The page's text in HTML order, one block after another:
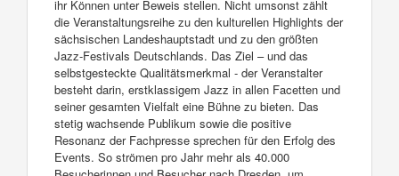
ihr Können unter Beweis stellen. Nicht umsonst zählt
die Veranstaltungsreihe zu den kulturellen Highlights der
sächsischen Landeshauptstadt und zu den größten
Jazz-Festivals Deutschlands. Das Ziel – und das
selbstgesteckte Qualitätsmerkmal - der Veranstalter
besteht darin, erstklassigem Jazz in allen Facetten und
seiner gesamten Vielfalt eine Bühne zu bieten. Das
stetig wachsende Publikum sowie die positive
Resonanz der Fachpresse sprechen für den Erfolg des
Events. So strömen pro Jahr mehr als 40.000